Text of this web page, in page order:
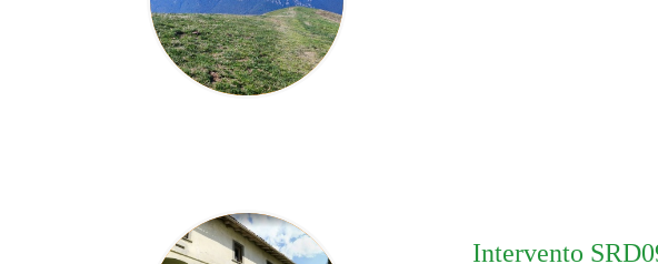
Intervento